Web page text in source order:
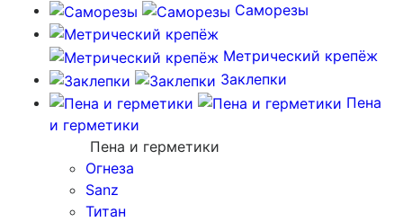
Саморезы
Метрический крепёж
Заклепки
Пена
и герметики
Пена и герметики
Огнеза
Sanz
Титан